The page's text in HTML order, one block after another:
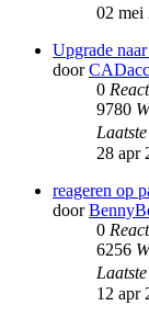
02 mei
Upgrade
door
0
9780
28 apr
reageren op
door
0
6256
12 apr